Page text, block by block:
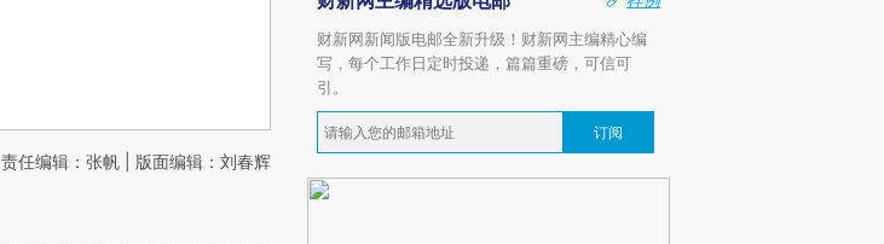
责任编辑：张帆 | 版面编辑：刘春辉
财新网新闻版电邮全新升级！财新网主编精心编
写，每个工作日定时投递，篇篇重磅，可信可
引。
订阅